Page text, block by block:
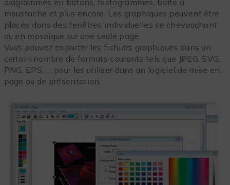
diagrammes en bâtons, histogrammes, boîte à
moustache et plus encore. Les graphiques peuvent être
placés dans des fenêtres individuelles se chevauchant
ou en mosaïque sur une seule page.
Vous pouvez exporter les fichiers graphiques dans un
certain nombre de formats courants tels que JPEG, SVG,
PNG, EPS, … pour les utiliser dans un logiciel de mise en
page ou de présentation.